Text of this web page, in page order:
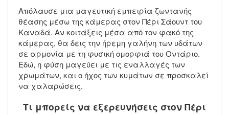
Απόλαυσε μια μαγευτική εμπειρία ζωντανής
θέασης μέσω της κάμερας στον Πέρι Σάουντ του
Καναδά. Αν κοιτάξεις μέσα από τον φακό της
κάμερας, θα δεις την ήρεμη γαλήνη των υδάτων
σε αρμονία με τη φυσική ομορφιά του Οντάριο.
Εδώ, η φύση μαγεύει με τις εναλλαγές των
χρωμάτων, και ο ήχος των κυμάτων σε προσκαλεί
να χαλαρώσεις.
Τι μπορείς να εξερευνήσεις στον Πέρι